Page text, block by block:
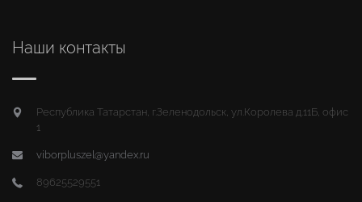
Наши контакты
Республика Татарстан, г.Зеленодольск, ул.Королева д.11Б, офис
1
viborpluszel@yandex.ru
89625529551